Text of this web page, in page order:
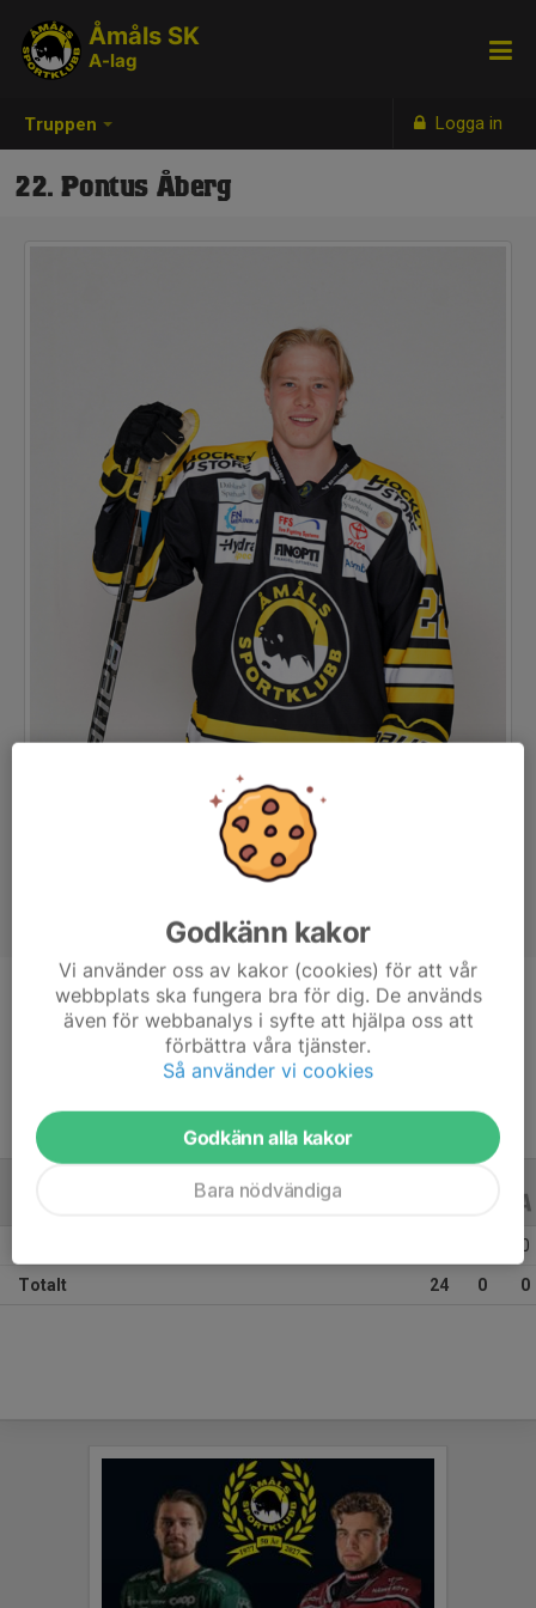
Truppen Logga in
Åmåls SK
A-lag
22. Pontus Åberg
Position
Forward
23 år
22/23
0
Totalt 24 0 0
Godkänn kakor
Vi använder oss av kakor (cookies) för att vår
webbplats ska fungera bra för dig. De används
även för webbanalys i syfte att hjälpa oss att
förbättra våra tjänster.
Så använder vi cookies
Godkänn alla kakor
Bara nödvändiga